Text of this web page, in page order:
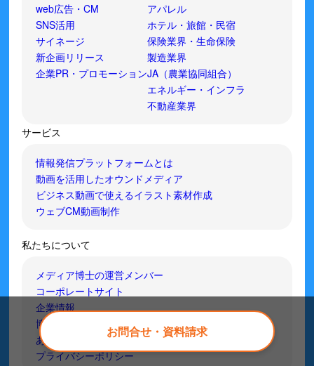
お問合せ・資料請求
web広告・CM
SNS活用
サイネージ
新企画リリース
企業PR・プロモーション
アパレル
ホテル・旅館・民宿
保険業界・生命保険
製造業界
JA（農業協同組合）
エネルギー・インフラ
不動産業界
サービス
情報発信プラットフォームとは
動画を活用したオウンドメディア
ビジネス動画で使えるイラスト素材作成
ウェブCM動画制作
私たちについて
メディア博士の運営メンバー
コーポレートサイト
企業情報
博士.comチャンネル！
あな場チャンネル
プライバシーポリシー